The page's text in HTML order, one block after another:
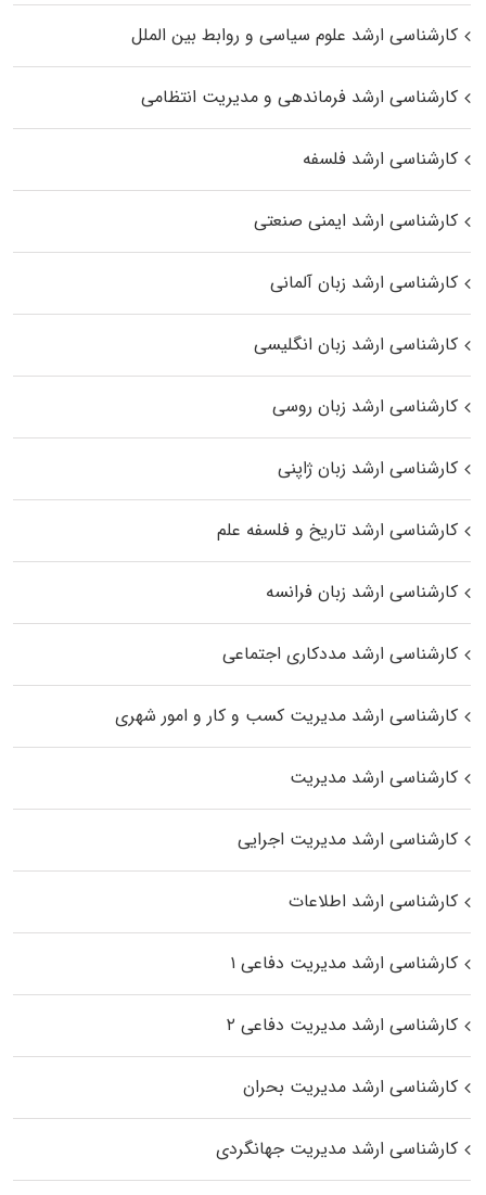
کارشناسی ارشد علوم سیاسی و روابط بین الملل
کارشناسی ارشد فرماندهی و مدیریت انتظامی
کارشناسی ارشد فلسفه
کارشناسی ارشد ایمنی صنعتی
کارشناسی ارشد زبان آلمانی
کارشناسی ارشد زبان انگلیسی
کارشناسی ارشد زبان روسی
کارشناسی ارشد زبان ژاپنی
کارشناسی ارشد تاریخ و فلسفه علم
کارشناسی ارشد زبان فرانسه
کارشناسی ارشد مددکاری اجتماعی
کارشناسی ارشد مدیریت کسب و کار و امور شهری
کارشناسی ارشد مدیریت
کارشناسی ارشد مدیریت اجرایی
کارشناسی ارشد اطلاعات
کارشناسی ارشد مدیریت دفاعی ۱
کارشناسی ارشد مدیریت دفاعی ۲
کارشناسی ارشد مدیریت بحران
کارشناسی ارشد مدیریت جهانگردی